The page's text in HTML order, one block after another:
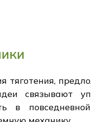
связывают
в